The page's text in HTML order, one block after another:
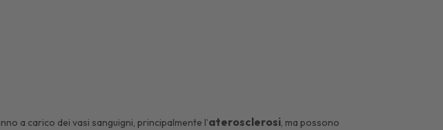
a carico dei vasi sanguigni, principalmente l’aterosclerosi, ma possono